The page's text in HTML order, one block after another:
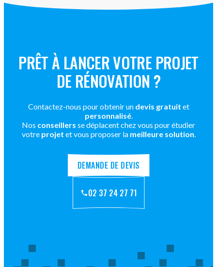
PRÊT À LANCER VOTRE PROJET
DE RÉNOVATION ?
Contactez-nous pour obtenir un devis gratuit et
personnalisé.
Nos conseillers se déplacent chez vous pour étudier
votre projet et vous proposer la meilleure solution.
DEMANDE DE DEVIS
02 37 24 27 71